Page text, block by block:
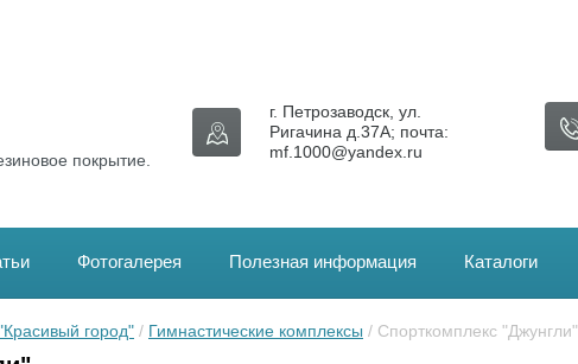
покрытие.
г. Петрозаводск, ул.
Ригачина д.37А; почта:
mf.1000@yandex.ru
Фотогалерея Полезная информация Каталоги
город" / Гимнастические комплексы / Спорткомплекс "Джунгли"